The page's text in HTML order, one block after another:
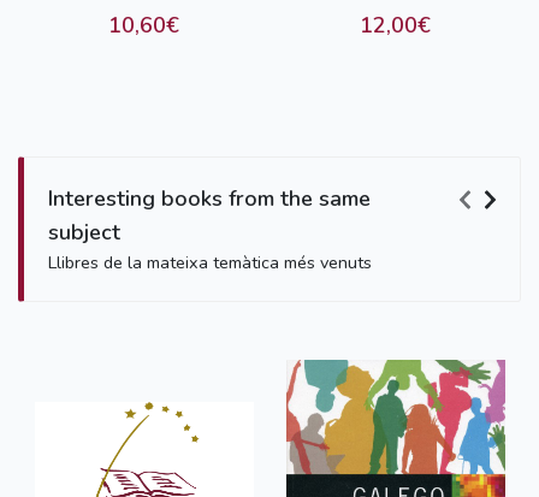
10,60€
XOSE MANUEL
12,00€
Interesting books from the same
subject
Llibres de la mateixa temàtica més venuts